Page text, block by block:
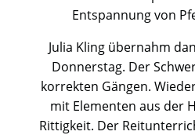
Entspannung von
Julia Kling übernahm
Donnerstag. Der
korrekten Gängen.
mit Elementen aus der
Rittigkeit. Der